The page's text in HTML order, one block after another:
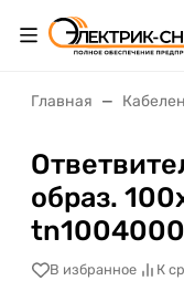
Главная
образ.
В избранное К